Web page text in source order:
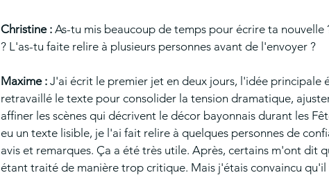
Christine : As-tu mis beaucoup de temps pour écrire ta
? L'as-tu faite relire à plusieurs personnes avant de l'envoyer ?
Maxime : J'ai écrit le premier jet en deux jours, l'idée principale
retravaillé le texte pour consolider la tension dramatique,
affiner les scènes qui décrivent le décor bayonnais durant les
eu un texte lisible, je l'ai fait relire à quelques personnes de
avis et remarques. Ça a été très utile. Après, certains m'ont dit
étant traité de manière trop critique. Mais j'étais convaincu